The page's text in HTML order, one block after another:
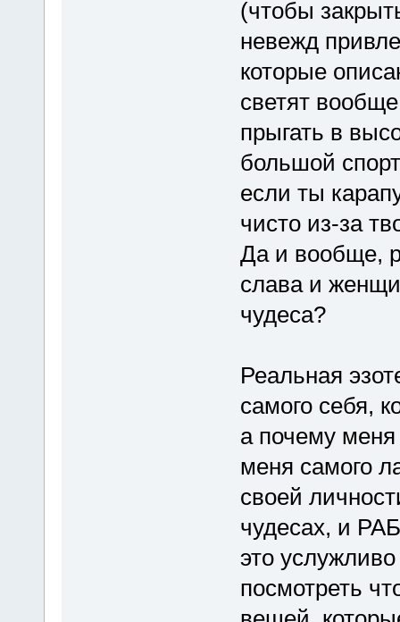
(чтобы
невежд
которые
светят
прыгать в
большой
если ты
чисто из-за
Да и вообще,
слава и
чудеса?
Реальная
самого себя,
а почему меня
меня самого
своей
чудесах, и
это
посмотреть